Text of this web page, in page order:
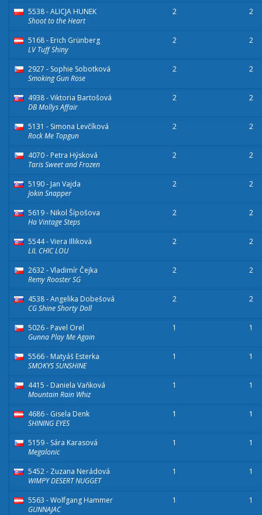
5538 - ALICJA HUNEK
Shoot to the Heart
2 2
5168 - Erich Grünberg
LV Tuff Shiny
2 2
2927 - Sophie Sobotková
Smoking Gun Rose
2 2
4938 - Viktoria Bartošová
DB Mollys Affair
2 2
5131 - Simona Levčíková
Rock Me Topgun
2 2
4070 - Petra Hýsková
Taris Sweet and Frozen
2 2
5190 - Jan Vajda
Jokin Snapper
2 2
5619 - Nikol Šípošova
Ha Vintage Steps
2 2
5544 - Viera Illiková
LIL CHIC LOU
2 2
2632 - Vladimír Čejka
Remy Rooster SG
2 2
4538 - Angelika Dobešová
CG Shine Shorty Doll
2 2
5026 - Pavel Orel
Gunna Play Me Again
1 1
5566 - Matyáš Esterka
SMOKYS SUNSHINE
1 1
4415 - Daniela Vaňková
Mountain Rain Whiz
1 1
4686 - Gisela Denk
SHINING EYES
1 1
5159 - Sára Karasová
Megalonic
1 1
5452 - Zuzana Nerádová
WIMPY DESERT NUGGET
1 1
5563 - Wolfgang Hammer
GUNNAJAC
1 1